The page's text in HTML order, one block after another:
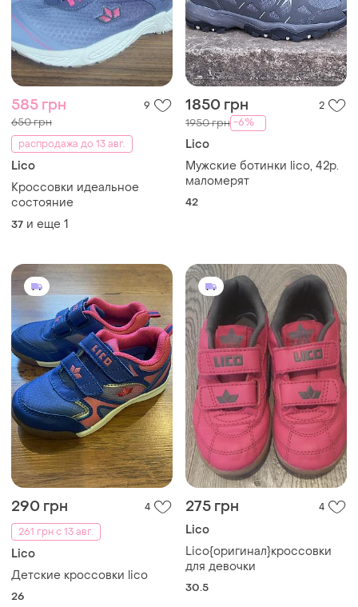
585 грн 9
650 грн
распродажа до 13 авг.
Lico
Кроссовки идеальное
состояние
37 и еще 1
1850 грн 2
1950 грн -6%
Lico
Мужские ботинки lico, 42р.
маломерят
42
290 грн
4
261 грн с 13 авг.
Lico
Детские кроссовки lico
26
275 грн 4
Lico
Lico{оригинал}кроссовки
для девочки
30.5